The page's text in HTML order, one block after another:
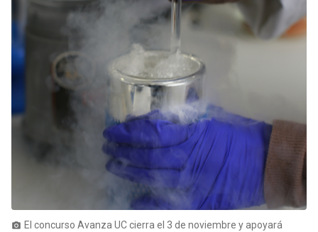
photo_camera El concurso Avanza UC cierra el 3 de noviembre y apoyará